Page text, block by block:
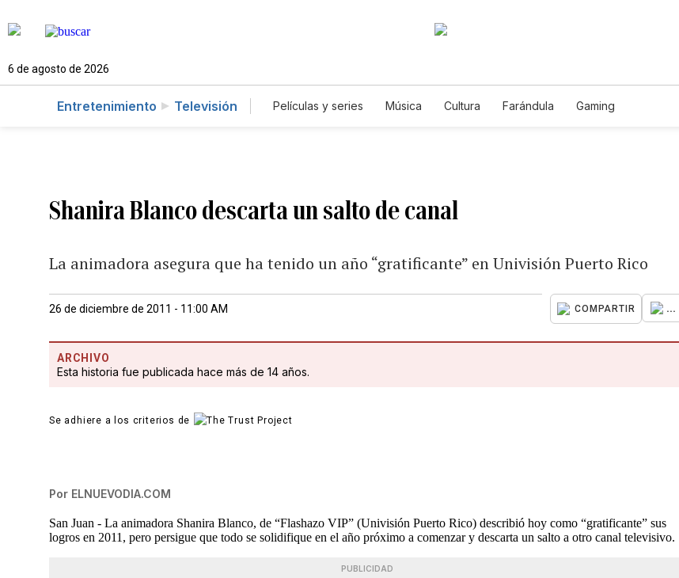
6 de agosto de 2026
Entretenimiento Televisión Películas y series Música Cultura Farándula Gaming
Shanira Blanco descarta un salto de canal
La animadora asegura que ha tenido un año “gratificante” en Univisión Puerto Rico
26 de diciembre de 2011 - 11:00 AM COMPARTIR ...
ARCHIVO
Esta historia fue publicada hace más de 14 años.
Se adhiere a los criterios de
Por ELNUEVODIA.COM
San Juan - La animadora Shanira Blanco, de “Flashazo VIP” (Univisión Puerto Rico) describió hoy como “gratificante” sus
logros en 2011, pero persigue que todo se solidifique en el año próximo a comenzar y descarta un salto a otro canal televisivo.
PUBLICIDAD